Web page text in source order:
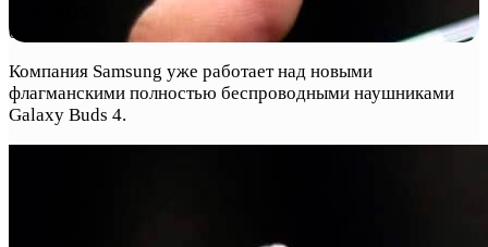
0
Компания Samsung уже работает над новыми
флагманскими полностью беспроводными наушниками
Galaxy Buds 4.